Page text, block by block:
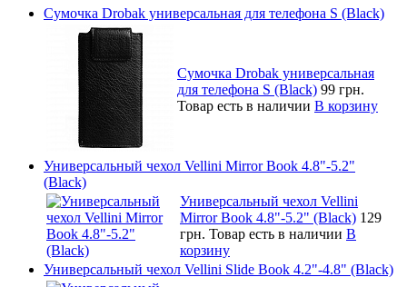
Сумочка Drobak универсальная для телефона S (Black)
Сумочка Drobak универсальная
для телефона S (Black) 99 грн.
Товар есть в наличии В корзину
Универсальный чехол Vellini Mirror Book 4.8"-5.2"
(Black)
Универсальный чехол Vellini
Mirror Book 4.8"-5.2" (Black) 129
грн. Товар есть в наличии В
корзину
Универсальный чехол Vellini Slide Book 4.2"-4.8" (Black)